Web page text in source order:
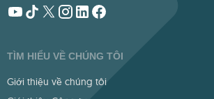
TÌM HIỂU VỀ CHÚNG TÔI
Giới thiệu về chúng tôi